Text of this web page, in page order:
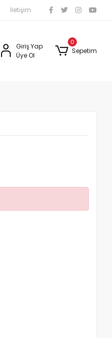
İletişim
Giriş Yap
Üye Ol
0
Sepetim